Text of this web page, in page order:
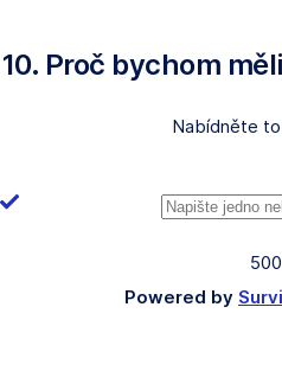
10. Proč bychom
Nabídněte to
500
Powered by